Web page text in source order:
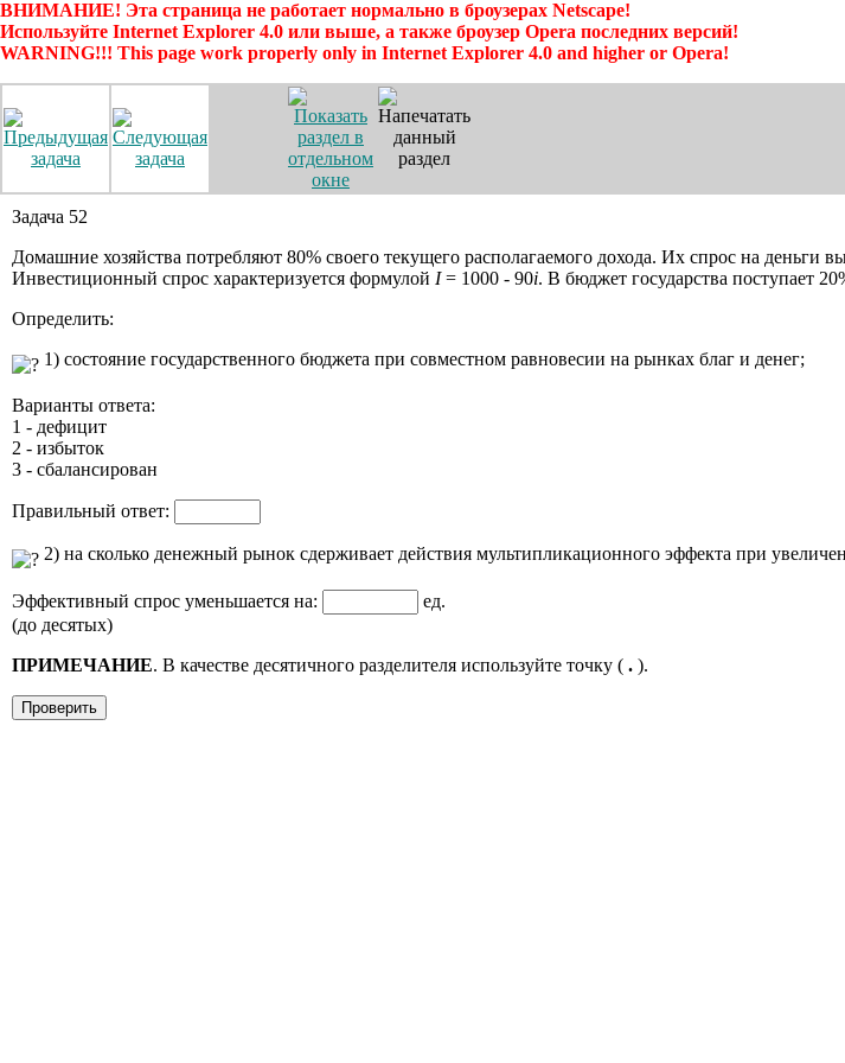
ВНИМАНИЕ! Эта страница не работает нормально в броузерах Netscape!
Используйте Internet Explorer 4.0 или выше, а также броузер Opera последних версий!
WARNING!!! This page work properly only in Internet Explorer 4.0 and higher or Opera!
Задача 52
Домашние хозяйства потребляют 80% своего текущего располагаемого дохода. Их спрос на деньги
Инвестиционный спрос характеризуется формулой I= 1000 - 90i. В бюджет государства поступает
Определить:
1) состояние государственного бюджета при совместном равновесии на рынках благ и денег;
Варианты ответа:
1 - дефицит
2 - избыток
3 - сбалансирован
Правильный ответ:
2) на сколько денежный рынок сдерживает действия мультипликационного эффекта при
Эффективный спрос уменьшается на:
ед.
(до десятых)
ПРИМЕЧАНИЕ. В качестве десятичного разделителя используйте точку ( . ).